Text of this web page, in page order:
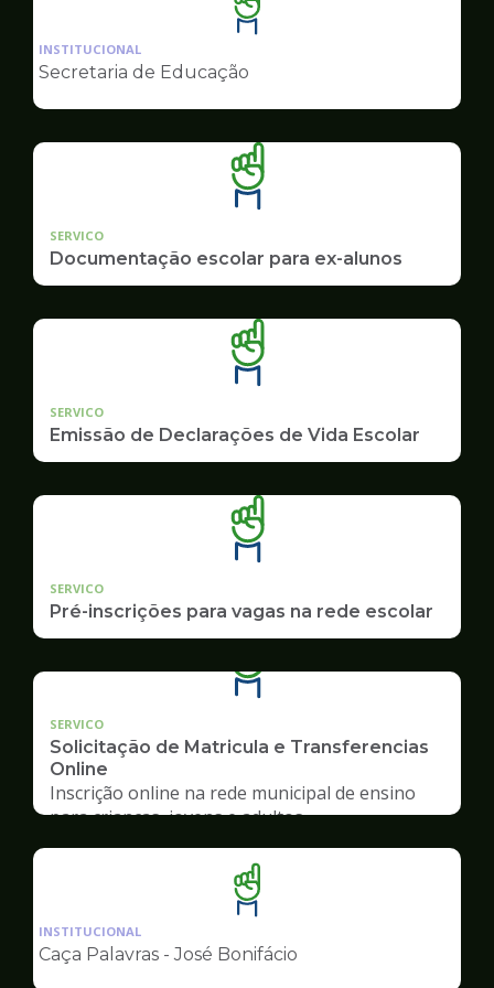
Ilustração
da
pagina
Educação
INSTITUCIONAL
Secretaria de Educação
SERVICO
Documentação escolar para ex-alunos
SERVICO
Emissão de Declarações de Vida Escolar
SERVICO
Pré-inscrições para vagas na rede escolar
SERVICO
Solicitação de Matricula e Transferencias
Online
Inscrição online na rede municipal de ensino
para crianças, jovens e adultos
Ilustração
da
pagina
INSTITUCIONAL
Caça Palavras - José Bonifácio